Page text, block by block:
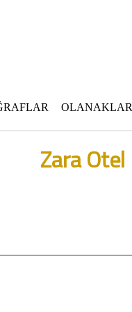
OLANAKLAR
Zara Otel